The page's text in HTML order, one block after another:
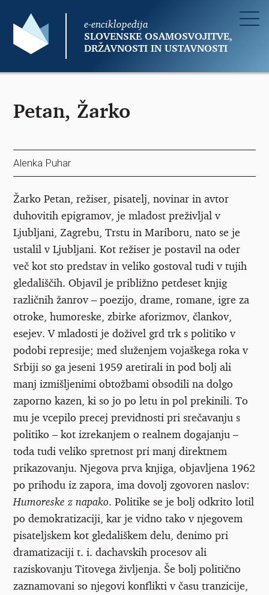
e-enciklopedija
SLOVENSKE OSAMOSVOJITVE,
DRŽAVNOSTI IN USTAVNOSTI
Petan, Žarko
Alenka Puhar
Žarko Petan, režiser, pisatelj, novinar in avtor
duhovitih epigramov, je mladost preživljal v
Ljubljani, Zagrebu, Trstu in Mariboru, nato se je
ustalil v Ljubljani. Kot režiser je postavil na oder
več kot sto predstav in veliko gostoval tudi v tujih
gledališčih. Objavil je približno petdeset knjig
različnih žanrov – poezijo, drame, romane, igre za
otroke, humoreske, zbirke aforizmov, člankov,
esejev. V mladosti je doživel grd trk s politiko v
podobi represije; med služenjem vojaškega roka v
Srbiji so ga jeseni 1959 aretirali in pod bolj ali
manj izmišljenimi obtožbami obsodili na dolgo
zaporno kazen, ki so jo po letu in pol prekinili. To
mu je vcepilo precej previdnosti pri srečavanju s
politiko – kot izrekanjem o realnem dogajanju –
toda tudi veliko spretnost pri manj direktnem
prikazovanju. Njegova prva knjiga, objavljena 1962
po prihodu iz zapora, ima dovolj zgovoren naslov:
Humoreske z napako. Politike se je bolj odkrito lotil
po demokratizaciji, kar je vidno tako v njegovem
pisateljskem kot gledališkem delu, denimo pri
dramatizaciji t. i. dachavskih procesov ali
raziskovanju Titovega življenja. Še bolj politično
zaznamovani so njegovi konflikti v času tranzicije,